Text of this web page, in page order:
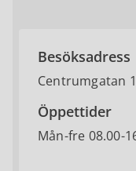
Besöksadress
Centrumgatan
Öppettider
Mån-fre 08.00-